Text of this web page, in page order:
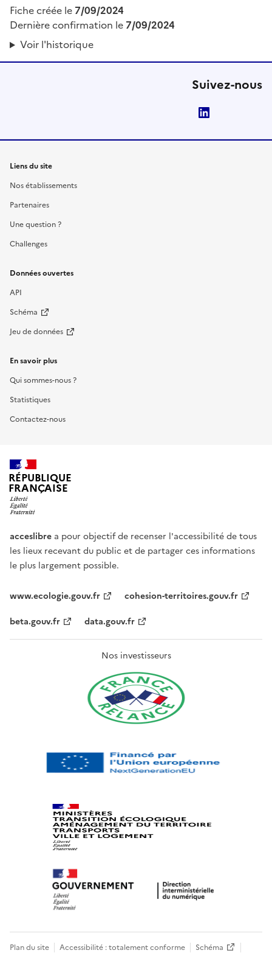
Fiche créée le 7/09/2024
Dernière confirmation le 7/09/2024
Voir l'historique
Suivez-nous
Liens du site
Nos établissements
Partenaires
Une question ?
Challenges
Données ouvertes
API
Schéma
Jeu de données
En savoir plus
Qui sommes-nous ?
Statistiques
Contactez-nous
RÉPUBLIQUE
FRANÇAISE
acceslibre a pour objectif de recenser l'accessibilité de tous
les lieux recevant du public et de partager ces informations
le plus largement possible.
www.ecologie.gouv.fr
cohesion-territoires.gouv.fr
beta.gouv.fr
data.gouv.fr
Nos investisseurs
Plan du site Accessibilité : totalement conforme Schéma